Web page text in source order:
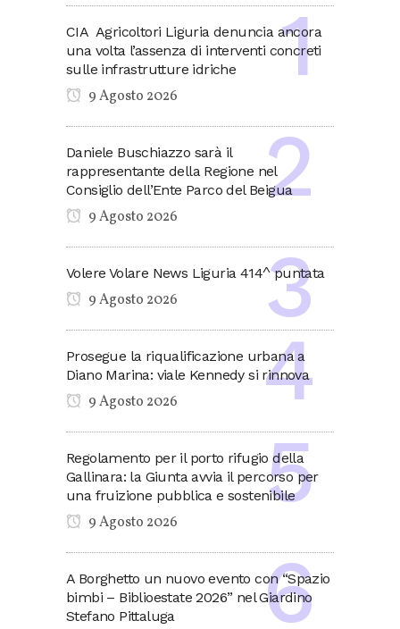
CIA Agricoltori Liguria denuncia ancora
una volta l’assenza di interventi concreti
sulle infrastrutture idriche
9 Agosto 2026
Daniele Buschiazzo sarà il
rappresentante della Regione nel
Consiglio dell’Ente Parco del Beigua
9 Agosto 2026
Volere Volare News Liguria 414^ puntata
9 Agosto 2026
Prosegue la riqualificazione urbana a
Diano Marina: viale Kennedy si rinnova
9 Agosto 2026
Regolamento per il porto rifugio della
Gallinara: la Giunta avvia il percorso per
una fruizione pubblica e sostenibile
9 Agosto 2026
A Borghetto un nuovo evento con “Spazio
bimbi – Biblioestate 2026” nel Giardino
Stefano Pittaluga